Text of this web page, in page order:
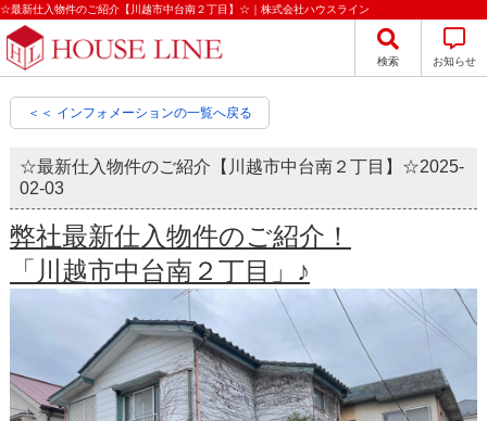
☆最新仕入物件のご紹介【川越市中台南２丁目】☆｜株式会社ハウスライン
検索 お知らせ
＜＜ インフォメーションの一覧へ戻る
☆最新仕入物件のご紹介【川越市中台南２丁目】☆2025-
02-03
弊社最新仕入物件のご紹介！
「川越市中台南２丁目」♪